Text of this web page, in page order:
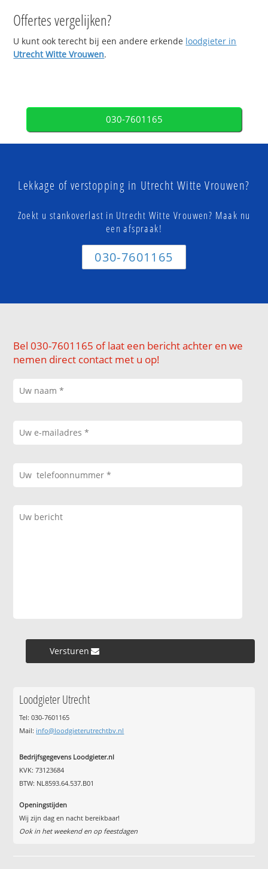
Offertes vergelijken?
U kunt ook terecht bij een andere erkende loodgieter in
Utrecht Witte Vrouwen.
030-7601165
Lekkage of verstopping in Utrecht Witte Vrouwen?
Zoekt u stankoverlast in Utrecht Witte Vrouwen? Maak nu
een afspraak!
030-7601165
Bel 030-7601165 of laat een bericht achter en we
nemen direct contact met u op!
Versturen »
Loodgieter Utrecht
Tel: 030-7601165
Mail: info@loodgieterutrechtbv.nl
Bedrijfsgegevens Loodgieter.nl
KVK: 73123684
BTW: NL8593.64.537.B01
Openingstijden
Wij zijn dag en nacht bereikbaar!
Ook in het weekend en op feestdagen